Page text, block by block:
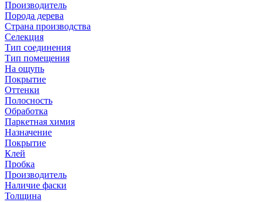
Производитель
Порода дерева
Страна производства
Селекция
Тип соединения
Тип помещения
На ощупь
Покрытие
Оттенки
Полосность
Обработка
Паркетная химия
Назначение
Покрытие
Клей
Пробка
Производитель
Наличие фаски
Толщина